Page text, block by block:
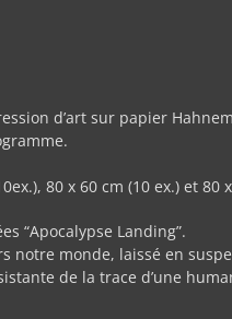
d’art sur papier
80 x 60 cm (10 ex.) et 80
“Apocalypse Landing”.
notre monde, laissé en
de la trace d’une